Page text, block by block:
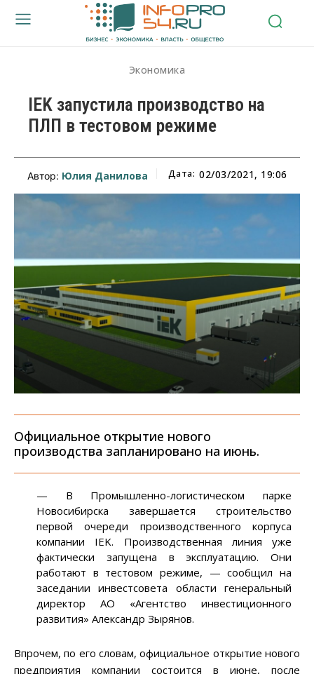
Экономика
IEK запустила производство на
ПЛП в тестовом режиме
Автор: Юлия Данилова Дата: 02/03/2021, 19:06
Официальное открытие нового
производства запланировано на июнь.
— В Промышленно-логистическом парке
Новосибирска завершается строительство
первой очереди производственного корпуса
компании IEK. Производственная линия уже
фактически запущена в эксплуатацию. Они
работают в тестовом режиме, — сообщил на
заседании инвестсовета области генеральный
директор АО «Агентство инвестиционного
развития» Александр Зырянов.
Впрочем, по его словам, официальное открытие нового
предприятия компании состоится в июне, после